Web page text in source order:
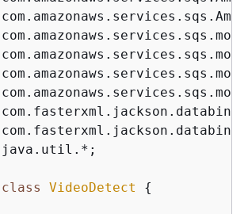
java.util.*;
class VideoDetect {